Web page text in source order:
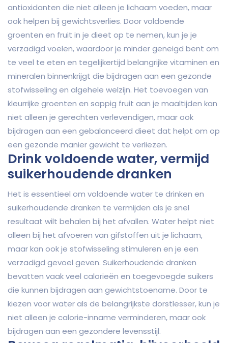
antioxidanten die niet alleen je lichaam voeden, maar
ook helpen bij gewichtsverlies. Door voldoende
groenten en fruit in je dieet op te nemen, kun je je
verzadigd voelen, waardoor je minder geneigd bent om
te veel te eten en tegelijkertijd belangrijke vitaminen en
mineralen binnenkrijgt die bijdragen aan een gezonde
stofwisseling en algehele welzijn. Het toevoegen van
kleurrijke groenten en sappig fruit aan je maaltijden kan
niet alleen je gerechten verlevendigen, maar ook
bijdragen aan een gebalanceerd dieet dat helpt om op
een gezonde manier gewicht te verliezen.
Drink voldoende water, vermijd
suikerhoudende dranken
Het is essentieel om voldoende water te drinken en
suikerhoudende dranken te vermijden als je snel
resultaat wilt behalen bij het afvallen. Water helpt niet
alleen bij het afvoeren van gifstoffen uit je lichaam,
maar kan ook je stofwisseling stimuleren en je een
verzadigd gevoel geven. Suikerhoudende dranken
bevatten vaak veel calorieën en toegevoegde suikers
die kunnen bijdragen aan gewichtstoename. Door te
kiezen voor water als de belangrijkste dorstlesser, kun je
niet alleen je calorie-inname verminderen, maar ook
bijdragen aan een gezondere levensstijl.